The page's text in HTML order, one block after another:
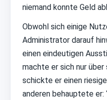
niemand konnte Geld
Obwohl sich einige
Administrator darauf
einen eindeutigen
machte er sich nur
schickte er einen
anderen behauptete er: